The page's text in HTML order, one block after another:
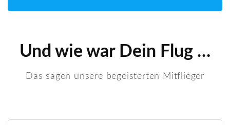
Und wie war Dein Flug …
Das sagen unsere begeisterten Mitflieger